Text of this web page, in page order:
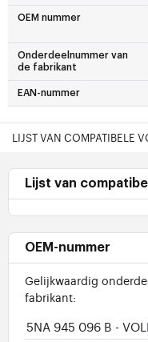
OEM nummer
Onderdeelnummer van
de fabrikant
EAN-nummer
LIJST VAN COMPATIBELE
Lijst van
OEM-nummer
Gelijkwaardig
fabrikant:
5NA 945 096 B -